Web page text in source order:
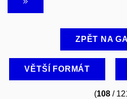
ZPĚT NA
VĚTŠÍ FORMÁT
(108 /